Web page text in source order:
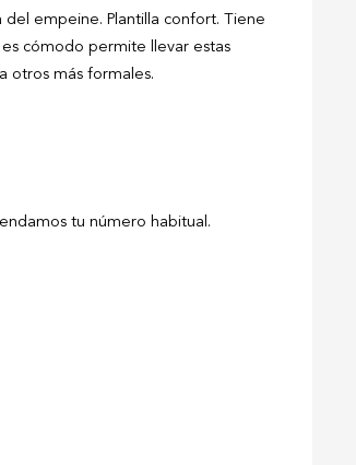
empeine. Plantilla confort. Tiene
cómodo permite llevar estas
otros más formales.
tu número habitual.